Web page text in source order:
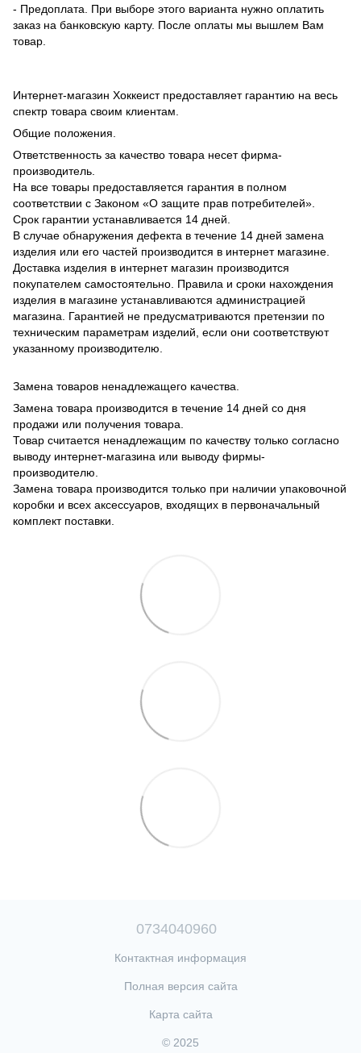
- Предоплата. При выборе этого варианта нужно оплатить
заказ на банковскую карту. После оплаты мы вышлем Вам
товар.
Интернет-магазин Хоккеист предоставляет гарантию на весь
спектр товара своим клиентам.
Общие положения.
Ответственность за качество товара несет фирма-
производитель.
На все товары предоставляется гарантия в полном
соответствии с Законом «О защите прав потребителей».
Срок гарантии устанавливается 14 дней.
В случае обнаружения дефекта в течение 14 дней замена
изделия или его частей производится в интернет магазине.
Доставка изделия в интернет магазин производится
покупателем самостоятельно. Правила и сроки нахождения
изделия в магазине устанавливаются администрацией
магазина. Гарантией не предусматриваются претензии по
техническим параметрам изделий, если они соответствуют
указанному производителю.
Замена товаров ненадлежащего качества.
Замена товара производится в течение 14 дней со дня
продажи или получения товара.
Товар считается ненадлежащим по качеству только согласно
выводу интернет-магазина или выводу фирмы-
производителю.
Замена товара производится только при наличии упаковочной
коробки и всех аксессуаров, входящих в первоначальный
комплект поставки.
0734040960
Контактная информация
Полная версия сайта
Карта сайта
© 2025